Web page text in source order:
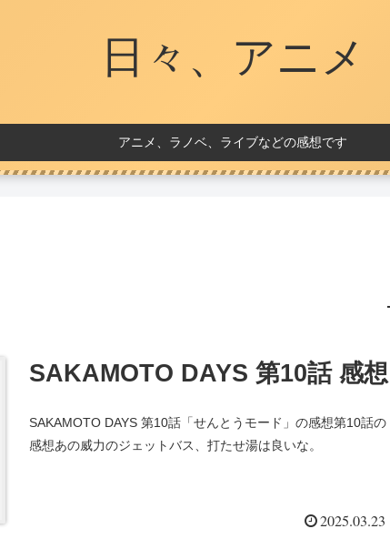
日々、アニメ
アニメ、ラノベ、ライブなどの感想です
SAKAMOTO DAYS 第10話 感想
SAKAMOTO DAYS 第10話「せんとうモード」の感想第10話の
感想あの威力のジェットバス、打たせ湯は良いな。
2025.03.23